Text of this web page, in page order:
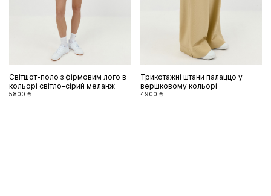
Світшот-поло з фірмовим лого в
кольорі світло-сірий меланж
5800 ₴
Трикотажні штани палаццо у
вершковому кольорі
4900 ₴